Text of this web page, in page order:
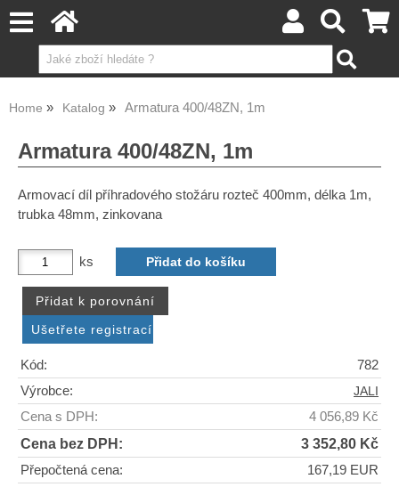
Home Katalog Armatura 400/48ZN, 1m
Armatura 400/48ZN, 1m
Armovací díl příhradového stožáru rozteč 400mm, délka 1m,
trubka 48mm, zinkovana
ks
Kód:
782
Výrobce:
JALI
Cena s DPH: 4 056,89 Kč
Cena bez DPH: 3 352,80 Kč
Přepočtená cena: 167,19 EUR